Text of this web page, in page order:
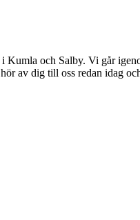
och Salby. Vi går
av dig till oss redan idag